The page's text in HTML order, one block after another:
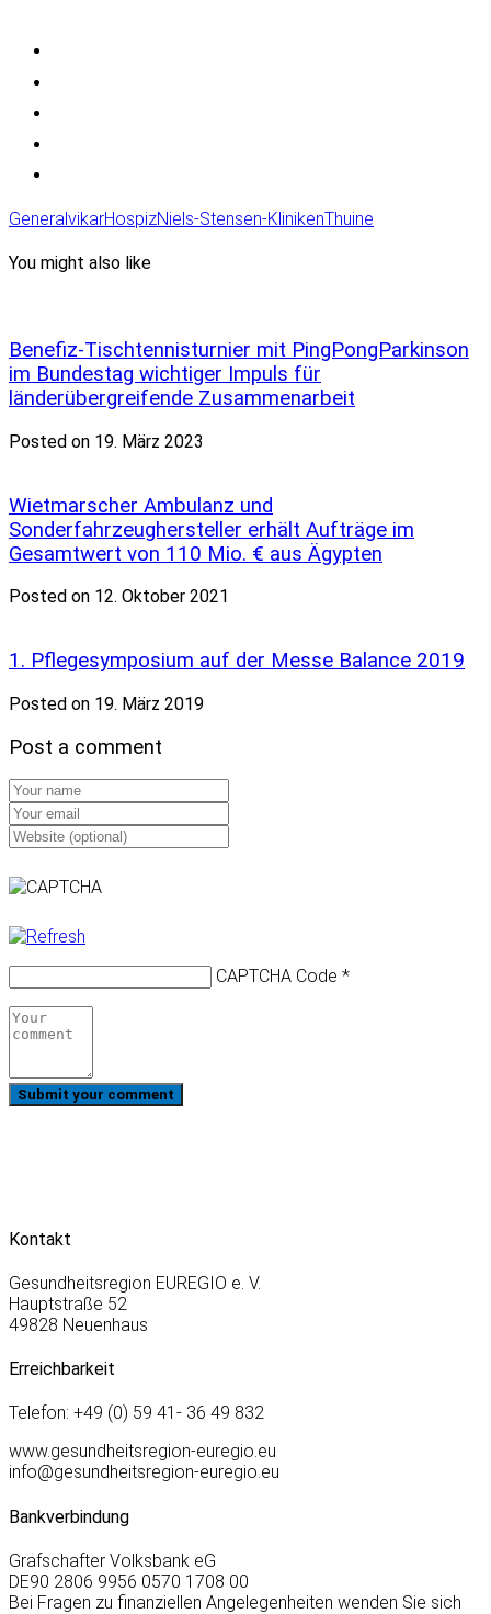
GeneralvikarHospizNiels-Stensen-KlinikenThuine
You might also like
Benefiz-Tischtennisturnier mit PingPongParkinson
im Bundestag wichtiger Impuls für
länderübergreifende Zusammenarbeit
Posted on 19. März 2023
Wietmarscher Ambulanz und
Sonderfahrzeughersteller erhält Aufträge im
Gesamtwert von 110 Mio. € aus Ägypten
Posted on 12. Oktober 2021
1. Pflegesymposium auf der Messe Balance 2019
Posted on 19. März 2019
Post a comment
CAPTCHA Code *
Kontakt
Gesundheitsregion EUREGIO e. V.
Hauptstraße 52
49828 Neuenhaus
Erreichbarkeit
Telefon: +49 (0) 59 41- 36 49 832
www.gesundheitsregion-euregio.eu
info@gesundheitsregion-euregio.eu
Bankverbindung
Grafschafter Volksbank eG
DE90 2806 9956 0570 1708 00
Bei Fragen zu finanziellen Angelegenheiten wenden Sie sich